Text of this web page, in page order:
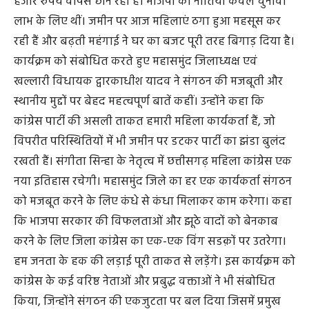
लाभ के लिए थीं। जमीन पर आज महिलाएं ठगा हुआ महसूस कर
रही हैं और बढ़ती महंगाई ने घर का बजट पूरी तरह बिगाड़ दिया है।
कार्यक्रम को संबोधित करते हुए महासमुंद जिलाध्यक्ष एवं
खल्लारी विधायक द्वारकाधीश यादव ने संगठन की मजबूती और
स्थानीय मुद्दों पर बेहद महत्वपूर्ण बातें कहीं। उन्होंने कहा कि
कांग्रेस पार्टी की असली ताकत हमारी महिला कार्यकर्ता हैं, जो
विपरीत परिस्थितियों में भी जमीन पर डटकर पार्टी का झंडा बुलंद
रखती हैं। संगीता सिन्हा के नेतृत्व में छत्तीसगढ़ महिला कांग्रेस एक
नया इतिहास रचेगी। महासमुंद जिले का हर एक कार्यकर्ता संगठन
को मजबूत करने के लिए कंधे से कंधा मिलाकर काम करेगा। कहा
कि भाजपा सरकार की विफलताओं और झूठे वादों को बेनकाब
करने के लिए जिला कांग्रेस का एक-एक विंग सडक़ों पर उतरेगा।
हम जनता के हक की लड़ाई पूरी ताकत से लड़ेंगे। इस कार्यक्रम को
कांग्रेस के कई वरिष्ठ नेताओं और प्रबुद्ध वक्ताओं ने भी संबोधित
किया, जिन्होंने संगठन की एकजुटता पर बल दिया जिसमें प्रमुख